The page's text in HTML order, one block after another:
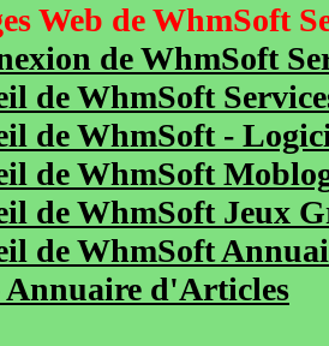
Web de WhmSoft
de WhmSoft
de WhmSoft
de WhmSoft -
de WhmSoft
de WhmSoft Jeux
de WhmSoft
d'Articles